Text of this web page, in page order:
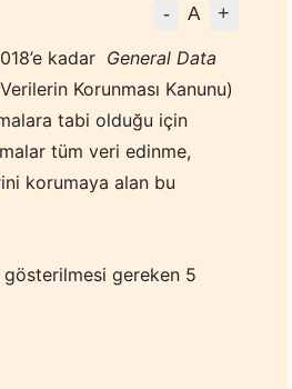
- A
+
kadar General Data
Korunması Kanunu)
tabi olduğu için
tüm veri edinme,
korumaya alan bu
gereken 5